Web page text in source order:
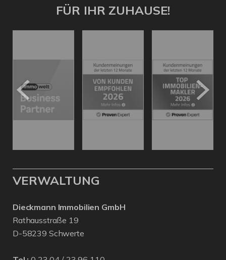
FÜR IHR ZUHAUSE!
VERWALTUNG
Dieckmann Immobilien GmbH
Rathausstraße 19
D-58239 Schwerte